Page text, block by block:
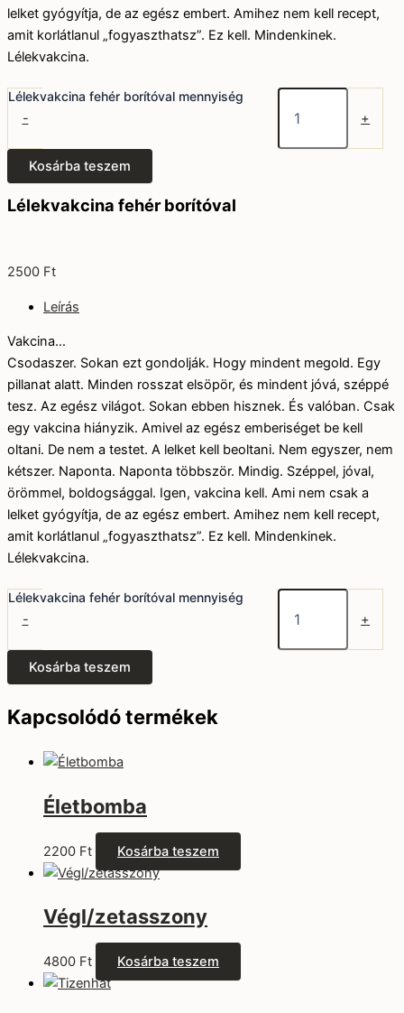
lelket gyógyítja, de az egész embert. Amihez nem kell recept,
amit korlátlanul „fogyaszthatsz”. Ez kell. Mindenkinek.
Lélekvakcina.
-
Lélekvakcina fehér borítóval mennyiség
+
Kosárba teszem
Lélekvakcina fehér borítóval
2500 Ft
Leírás
Vakcina…
Csodaszer. Sokan ezt gondolják. Hogy mindent megold. Egy
pillanat alatt. Minden rosszat elsöpör, és mindent jóvá, széppé
tesz. Az egész világot. Sokan ebben hisznek. És valóban. Csak
egy vakcina hiányzik. Amivel az egész emberiséget be kell
oltani. De nem a testet. A lelket kell beoltani. Nem egyszer, nem
kétszer. Naponta. Naponta többször. Mindig. Széppel, jóval,
örömmel, boldogsággal. Igen, vakcina kell. Ami nem csak a
lelket gyógyítja, de az egész embert. Amihez nem kell recept,
amit korlátlanul „fogyaszthatsz”. Ez kell. Mindenkinek.
Lélekvakcina.
-
Lélekvakcina fehér borítóval mennyiség
+
Kosárba teszem
Kapcsolódó termékek
Életbomba
2200 Ft Kosárba teszem
Végl/zetasszony
4800 Ft Kosárba teszem